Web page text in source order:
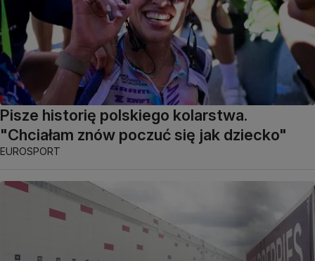
Pisze historię polskiego kolarstwa.
"Chciałam znów poczuć się jak dziecko"
EUROSPORT